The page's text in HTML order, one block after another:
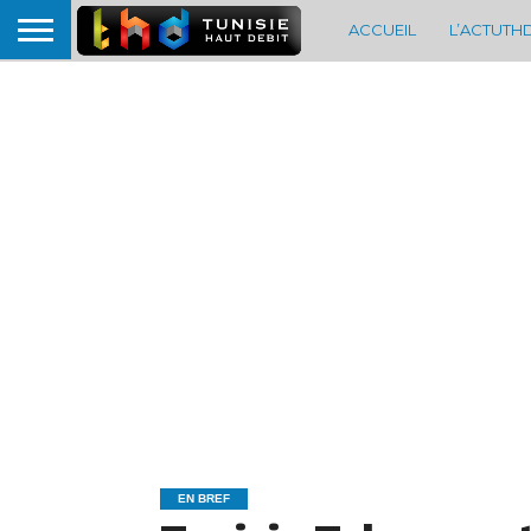
ACCUEIL
EN BREF